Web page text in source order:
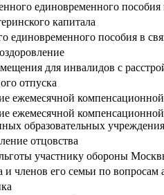
единовременного
капитала
единовременного пособия в
для инвалидов с
отпуска
ежемесячной
ежемесячной
образовательных
отцовства
участнику обороны
и членов его семьи по вопросам